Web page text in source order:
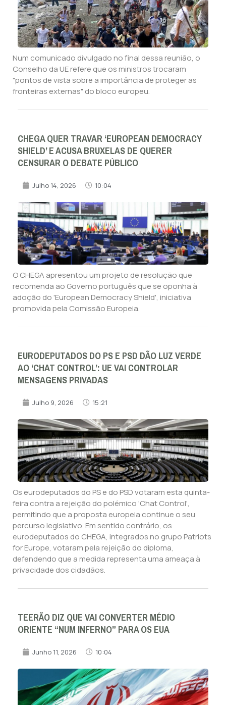
Num comunicado divulgado no final dessa reunião, o
Conselho da UE refere que os ministros trocaram
"pontos de vista sobre a importância de proteger as
fronteiras externas" do bloco europeu.
CHEGA QUER TRAVAR ‘EUROPEAN DEMOCRACY
SHIELD’ E ACUSA BRUXELAS DE QUERER
CENSURAR O DEBATE PÚBLICO
Julho 14, 2026 10:04
O CHEGA apresentou um projeto de resolução que
recomenda ao Governo português que se oponha à
adoção do 'European Democracy Shield', iniciativa
promovida pela Comissão Europeia.
EURODEPUTADOS DO PS E PSD DÃO LUZ VERDE
AO ‘CHAT CONTROL’: UE VAI CONTROLAR
MENSAGENS PRIVADAS
Julho 9, 2026 15:21
Os eurodeputados do PS e do PSD votaram esta quinta-
feira contra a rejeição do polémico 'Chat Control',
permitindo que a proposta europeia continue o seu
percurso legislativo. Em sentido contrário, os
eurodeputados do CHEGA, integrados no grupo Patriots
for Europe, votaram pela rejeição do diploma,
defendendo que a medida representa uma ameaça à
privacidade dos cidadãos.
TEERÃO DIZ QUE VAI CONVERTER MÉDIO
ORIENTE “NUM INFERNO” PARA OS EUA
Junho 11, 2026 10:04